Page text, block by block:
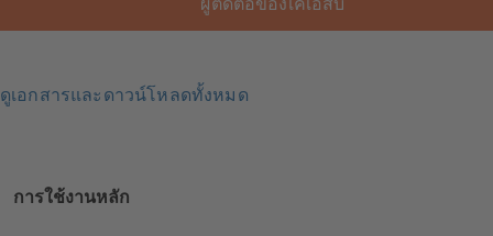
ผู้ติดต่อของเคเอสบี
ดูเอกสารและดาวน์โหลดทั้งหมด
การใช้งานหลัก